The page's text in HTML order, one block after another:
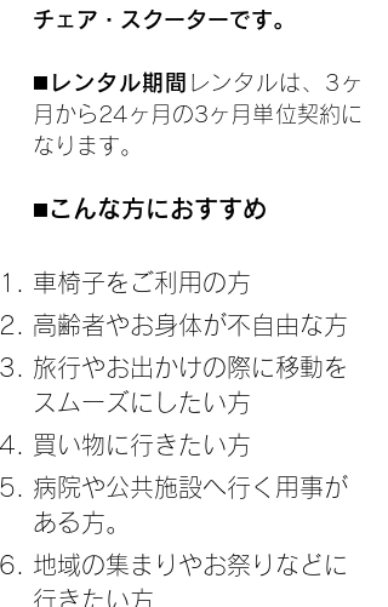
チェア・スクーターです。
◼️レンタル期間 レンタルは、3ヶ
月から24ヶ月の3ヶ月単位契約に
なります。
◼️こんな方におすすめ
車椅子をご利用の方
高齢者やお身体が不自由な方
旅行やお出かけの際に移動を
スムーズにしたい方
買い物に行きたい方
病院や公共施設へ行く用事が
ある方。
地域の集まりやお祭りなどに
行きたい方